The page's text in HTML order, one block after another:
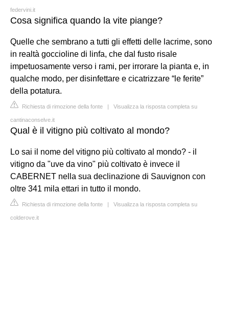
federvini.it
Cosa significa quando la vite piange?
Quelle che sembrano a tutti gli effetti delle lacrime, sono
in realtà goccioline di linfa, che dal fusto risale
impetuosamente verso i rami, per irrorare la pianta e, in
qualche modo, per disinfettare e cicatrizzare “le ferite”
della potatura.
Richiesta di rimozione della fonte | Visualizza la risposta completa su
cantinaconselve.it
Qual è il vitigno più coltivato al mondo?
Lo sai il nome del vitigno più coltivato al mondo? - il
vitigno da "uve da vino" più coltivato è invece il
CABERNET nella sua declinazione di Sauvignon con
oltre 341 mila ettari in tutto il mondo.
Richiesta di rimozione della fonte | Visualizza la risposta completa su
colderove.it